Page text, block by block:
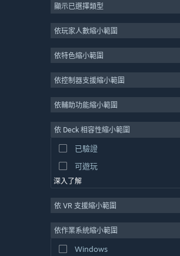
大型多人
獨立
休閒
模擬
影像製作
圖片編輯
顯示已選擇類型
依玩家人數縮小範圍
依特色縮小範圍
依控制器支援縮小範圍
依輔助功能縮小範圍
依 Deck 相容性縮小範圍
已驗證
可遊玩
深入了解
依 VR 支援縮小範圍
依作業系統縮小範圍
Windows